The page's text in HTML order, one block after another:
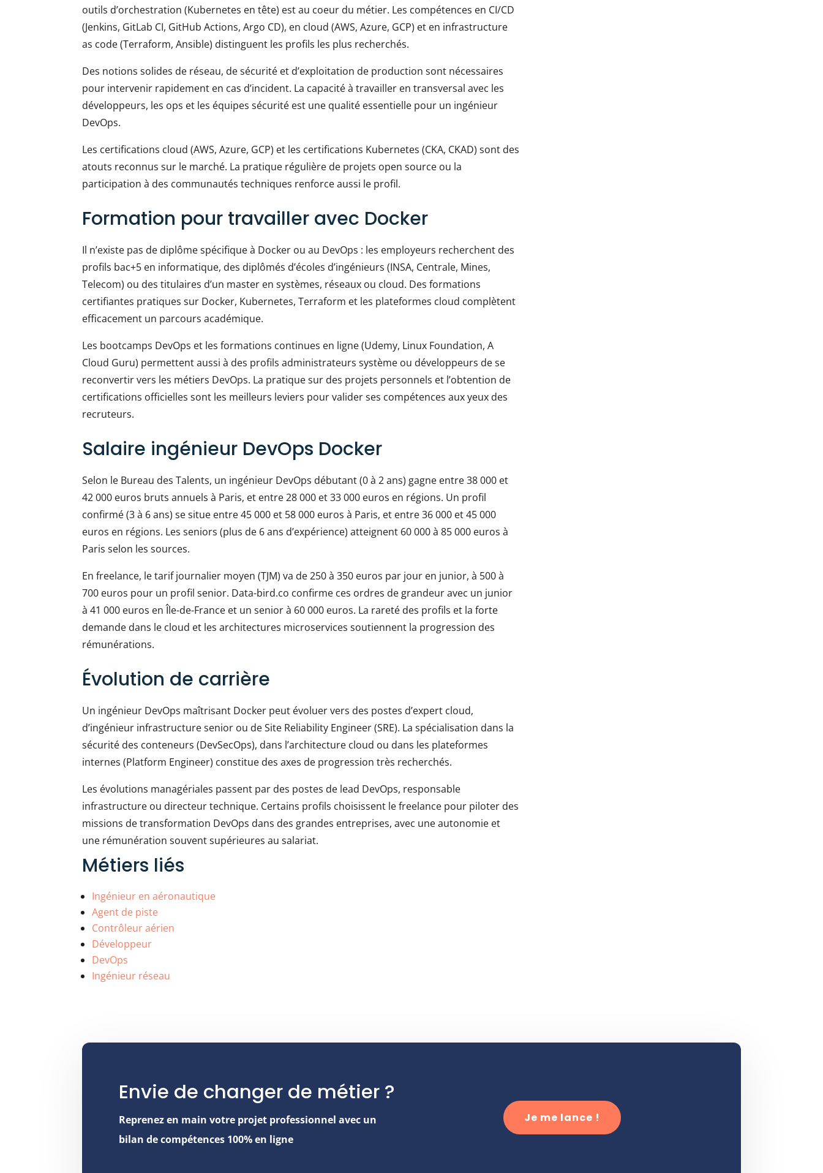
outils d’orchestration (Kubernetes en tête) est au coeur du métier. Les compétences en CI/CD
(Jenkins, GitLab CI, GitHub Actions, Argo CD), en cloud (AWS, Azure, GCP) et en infrastructure
as code (Terraform, Ansible) distinguent les profils les plus recherchés.
Des notions solides de réseau, de sécurité et d’exploitation de production sont nécessaires
pour intervenir rapidement en cas d’incident. La capacité à travailler en transversal avec les
développeurs, les ops et les équipes sécurité est une qualité essentielle pour un ingénieur
DevOps.
Les certifications cloud (AWS, Azure, GCP) et les certifications Kubernetes (CKA, CKAD) sont des
atouts reconnus sur le marché. La pratique régulière de projets open source ou la
participation à des communautés techniques renforce aussi le profil.
Formation pour travailler avec Docker
Il n’existe pas de diplôme spécifique à Docker ou au DevOps : les employeurs recherchent des
profils bac+5 en informatique, des diplômés d’écoles d’ingénieurs (INSA, Centrale, Mines,
Telecom) ou des titulaires d’un master en systèmes, réseaux ou cloud. Des formations
certifiantes pratiques sur Docker, Kubernetes, Terraform et les plateformes cloud complètent
efficacement un parcours académique.
Les bootcamps DevOps et les formations continues en ligne (Udemy, Linux Foundation, A
Cloud Guru) permettent aussi à des profils administrateurs système ou développeurs de se
reconvertir vers les métiers DevOps. La pratique sur des projets personnels et l’obtention de
certifications officielles sont les meilleurs leviers pour valider ses compétences aux yeux des
recruteurs.
Salaire ingénieur DevOps Docker
Selon le Bureau des Talents, un ingénieur DevOps débutant (0 à 2 ans) gagne entre 38 000 et
42 000 euros bruts annuels à Paris, et entre 28 000 et 33 000 euros en régions. Un profil
confirmé (3 à 6 ans) se situe entre 45 000 et 58 000 euros à Paris, et entre 36 000 et 45 000
euros en régions. Les seniors (plus de 6 ans d’expérience) atteignent 60 000 à 85 000 euros à
Paris selon les sources.
En freelance, le tarif journalier moyen (TJM) va de 250 à 350 euros par jour en junior, à 500 à
700 euros pour un profil senior. Data-bird.co confirme ces ordres de grandeur avec un junior
à 41 000 euros en Île-de-France et un senior à 60 000 euros. La rareté des profils et la forte
demande dans le cloud et les architectures microservices soutiennent la progression des
rémunérations.
Évolution de carrière
Un ingénieur DevOps maîtrisant Docker peut évoluer vers des postes d’expert cloud,
d’ingénieur infrastructure senior ou de Site Reliability Engineer (SRE). La spécialisation dans la
sécurité des conteneurs (DevSecOps), dans l’architecture cloud ou dans les plateformes
internes (Platform Engineer) constitue des axes de progression très recherchés.
Les évolutions managériales passent par des postes de lead DevOps, responsable
infrastructure ou directeur technique. Certains profils choisissent le freelance pour piloter des
missions de transformation DevOps dans des grandes entreprises, avec une autonomie et
une rémunération souvent supérieures au salariat.
Métiers liés
Ingénieur en aéronautique
Agent de piste
Contrôleur aérien
Développeur
DevOps
Ingénieur réseau
Envie de changer de métier ?
Reprenez en main votre projet professionnel avec un
bilan de compétences 100% en ligne
Je me lance !